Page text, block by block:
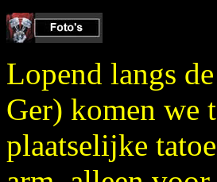
Lopend langs
Ger) komen we
plaatselijke